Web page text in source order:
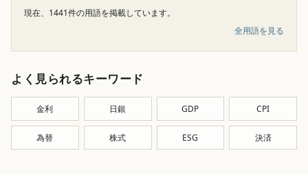
現在、1441件の用語を掲載しています。
全用語を見る
よく見られるキーワード
金利 日銀 GDP CPI
為替 株式 ESG 決済